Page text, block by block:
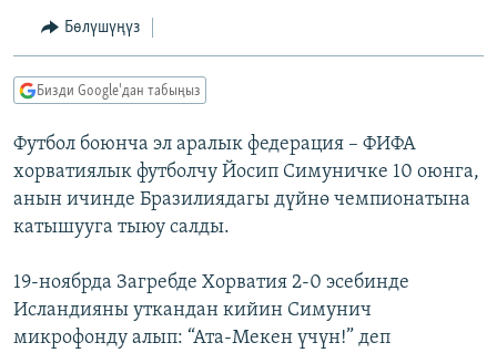
МАДАНИЯТ
ТВ ПРОГРАММАЛАР
ЭКСПЕРТТЕР ТАЛДАЙТ
БИЗ ЖАНА ДҮЙНӨ
ЭЖЕ-СИҢДИЛЕР
АЗАТТЫК+
ЫҢГАЙСЫЗ СУРООЛОР
ӨЗГӨЧӨ ПИКИР
Русский
ОНЛАЙН ШЕРИНЕ
Бөлүшүңүз
Бизди Google'дан табыңыз
Футбол боюнча эл аралык федерация – ФИФА
хорватиялык футболчу Йосип Симуничке 10 оюнга,
анын ичинде Бразилиядагы дүйнө чемпионатына
катышууга тыюу салды.
19-ноябрда Загребде Хорватия 2-0 эсебинде
Исландияны уткандан кийин Симунич
микрофонду алып: “Ата-Мекен үчүн!” деп